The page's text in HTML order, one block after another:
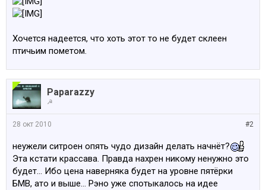
Хочется надеется, что хоть этот то не будет склеен
птичьим пометом.
Paparazzy
☭
#2
28 окт 2010
неужели ситроен опять чудо дизайн делать начнёт?
Эта кстати крассава. Правда нахрен никому ненужно это
будет... Ибо цена наверняка будет на уровне пятёрки
БМВ, ато и выше... Рэно уже спотыкалось на идее